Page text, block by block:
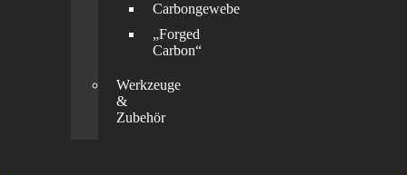
Carbongewebe
„Forged
Carbon“
Werkzeuge
&
Zubehör